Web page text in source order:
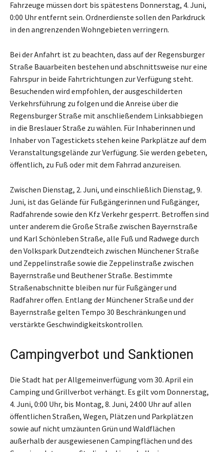
Fahrzeuge müssen dort bis spätestens Donnerstag, 4. Juni,
0:00 Uhr entfernt sein. Ordnerdienste sollen den Parkdruck
in den angrenzenden Wohngebieten verringern.
Bei der Anfahrt ist zu beachten, dass auf der Regensburger
Straße Bauarbeiten bestehen und abschnittsweise nur eine
Fahrspur in beide Fahrtrichtungen zur Verfügung steht.
Besuchenden wird empfohlen, der ausgeschilderten
Verkehrsführung zu folgen und die Anreise über die
Regensburger Straße mit anschließendem Linksabbiegen
in die Breslauer Straße zu wählen. Für Inhaberinnen und
Inhaber von Tagestickets stehen keine Parkplätze auf dem
Veranstaltungsgelände zur Verfügung. Sie werden gebeten,
öffentlich, zu Fuß oder mit dem Fahrrad anzureisen.
Zwischen Dienstag, 2. Juni, und einschließlich Dienstag, 9.
Juni, ist das Gelände für Fußgängerinnen und Fußgänger,
Radfahrende sowie den Kfz Verkehr gesperrt. Betroffen sind
unter anderem die Große Straße zwischen Bayernstraße
und Karl Schönleben Straße, alle Fuß und Radwege durch
den Volkspark Dutzendteich zwischen Münchener Straße
und Zeppelinstraße sowie die Zeppelinstraße zwischen
Bayernstraße und Beuthener Straße. Bestimmte
Straßenabschnitte bleiben nur für Fußgänger und
Radfahrer offen. Entlang der Münchener Straße und der
Bayernstraße gelten Tempo 30 Beschränkungen und
verstärkte Geschwindigkeitskontrollen.
Campingverbot und Sanktionen
Die Stadt hat per Allgemeinverfügung vom 30. April ein
Camping und Grillverbot verhängt. Es gilt vom Donnerstag,
4. Juni, 0:00 Uhr, bis Montag, 8. Juni, 24:00 Uhr auf allen
öffentlichen Straßen, Wegen, Plätzen und Parkplätzen
sowie auf nicht umzäunten Grün und Waldflächen
außerhalb der ausgewiesenen Campingflächen und des